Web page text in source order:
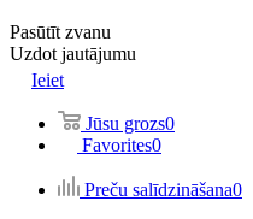
Pasūtīt zvanu
Uzdot jautājumu
Ieiet
Jūsu grozs0
Favorites0
Preču salīdzināšana0